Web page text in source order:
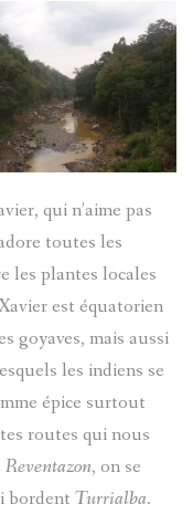
qui n’aime pas
toutes les
les plantes locales
est équatorien
goyaves, mais aussi
les indiens se
épice surtout
routes qui nous
Reventazon, on se
bordent Turrialba.